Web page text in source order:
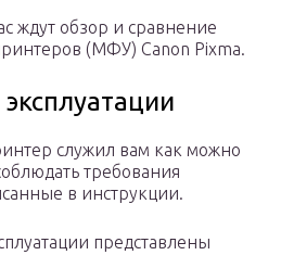
ждут обзор и сравнение
(МФУ) Canon Pixma.
служил вам как можно
требования
в инструкции.
представлены